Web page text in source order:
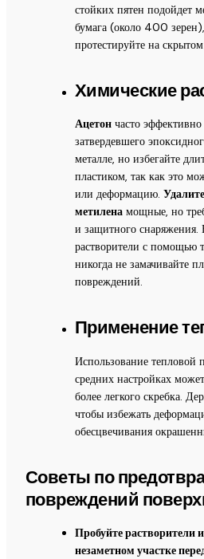
стойких пятен подойдет
бумага (около 400
протестируйте на скрытом
Химические
Ацетончасто эффективно
затвердевшего
металле, но избегайте
пластиком, так как это
или деформацию.
метиленамощные, но
и защитного снаряжения.
растворители с помощью
никогда не замачивайте
повреждений.
Применение
Использование
средних настройках
более легкого скребка.
чтобы избежать
обесцвечивания
Советы по
повреждений
Пробуйте растворители
незаметном участке